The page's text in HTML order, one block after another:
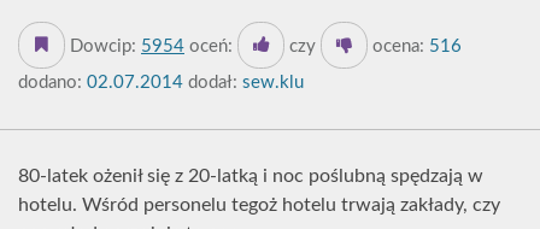
Dowcip: 5954 oceń: czy ocena: 516
dodano: 02.07.2014 dodał: sew.klu
80-latek ożenił się z 20-latką i noc poślubną spędzają w
hotelu. Wśród personelu tegoż hotelu trwają zakłady, czy